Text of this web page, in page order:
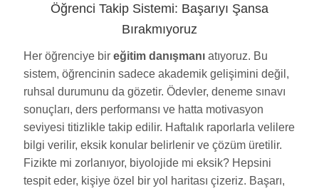
Öğrenci Takip Sistemi: Başarıyı Şansa
Bırakmıyoruz
Her öğrenciye bir eğitim danışmanıatıyoruz. Bu
sistem, öğrencinin sadece akademik gelişimini değil,
ruhsal durumunu da gözetir. Ödevler, deneme sınavı
sonuçları, ders performansı ve hatta motivasyon
seviyesi titizlikle takip edilir. Haftalık raporlarla velilere
bilgi verilir, eksik konular belirlenir ve çözüm üretilir.
Fizikte mi zorlanıyor, biyolojide mi eksik? Hepsini
tespit eder, kişiye özel bir yol haritası çizeriz. Başarı,